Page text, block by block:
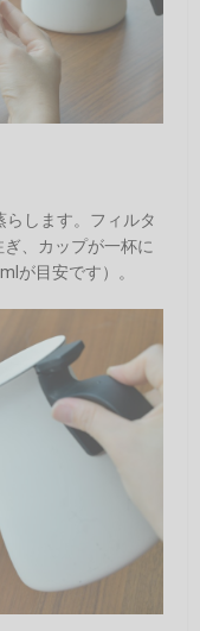
します。フィルタ
、カップが一杯に
が目安です）。